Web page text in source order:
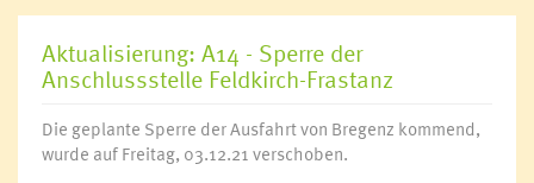
Aktualisierung: A14 - Sperre der
Anschlussstelle Feldkirch-Frastanz
Die geplante Sperre der Ausfahrt von Bregenz kommend,
wurde auf Freitag, 03.12.21 verschoben.